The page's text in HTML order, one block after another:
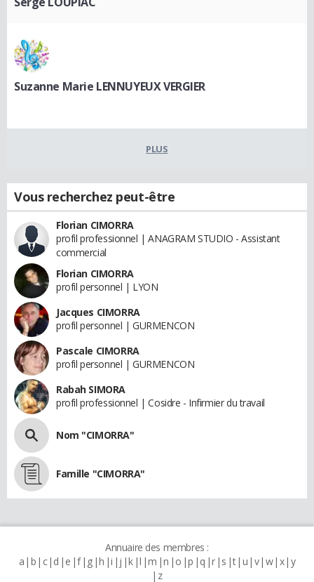
Suzanne Marie LENNUYEUX VERGIER
PLUS
Vous recherchez peut-être
Florian CIMORRA
profil professionnel | ANAGRAM STUDIO - Assistant
commercial
Florian CIMORRA
profil personnel | LYON
Jacques CIMORRA
profil personnel | GURMENCON
Pascale CIMORRA
profil personnel | GURMENCON
Rabah SIMORA
profil professionnel | Cosidre - Infirmier du travail
Nom "CIMORRA"
Famille "CIMORRA"
Annuaire des membres :
a b c d e f g h i j k l m n o p q r s t u v w x y
z